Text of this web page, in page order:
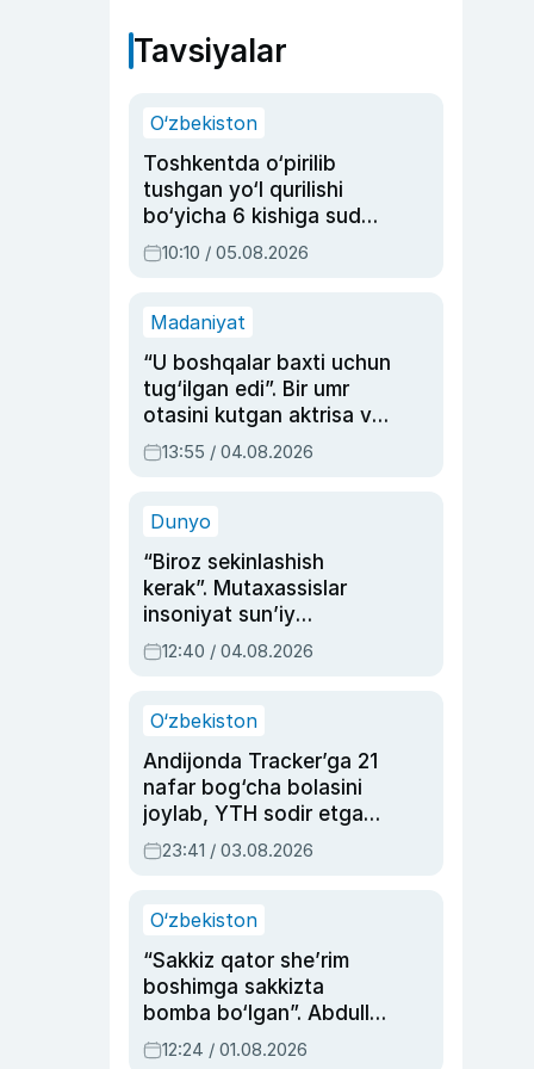
Tavsiyalar
O‘zbekiston
Toshkentda o‘pirilib
tushgan yo‘l qurilishi
bo‘yicha 6 kishiga sud
hukmi o‘qildi
10:10 / 05.08.2026
Madaniyat
“U boshqalar baxti uchun
tug‘ilgan edi”. Bir umr
otasini kutgan aktrisa va
dublyaj ustasi Rimma
Ahmedovaning
13:55 / 04.08.2026
Dunyo
“Biroz sekinlashish
kerak”. Mutaxassislar
insoniyat sun’iy
intellektni boshqara
olmay qolishidan xavotir
12:40 / 04.08.2026
O‘zbekiston
Andijonda Tracker’ga 21
nafar bog‘cha bolasini
joylab, YTH sodir etgan
ayolga sud hukmi o‘qildi
23:41 / 03.08.2026
O‘zbekiston
“Sakkiz qator she’rim
boshimga sakkizta
bomba bo‘lgan”. Abdulla
Oripovni siyosiy
12:24 / 01.08.2026